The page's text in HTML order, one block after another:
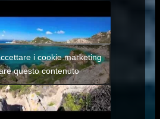
i cookie marketing
questo contenuto